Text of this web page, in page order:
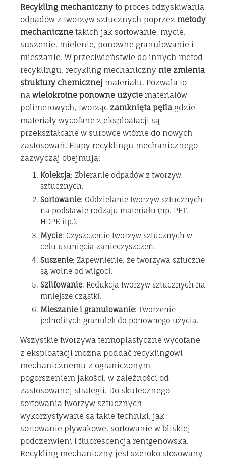
Recykling mechaniczny to proces odzyskiwania
odpadów z tworzyw sztucznych poprzez metody
mechaniczne takich jak sortowanie, mycie,
suszenie, mielenie, ponowne granulowanie i
mieszanie. W przeciwieństwie do innych metod
recyklingu, recykling mechaniczny nie zmienia
struktury chemicznej materiału. Pozwala to
na wielokrotne ponowne użycie materiałów
polimerowych, tworząc zamknięta pętla gdzie
materiały wycofane z eksploatacji są
przekształcane w surowce wtórne do nowych
zastosowań. Etapy recyklingu mechanicznego
zazwyczaj obejmują:
Kolekcja: Zbieranie odpadów z tworzyw
sztucznych.
Sortowanie: Oddzielanie tworzyw sztucznych
na podstawie rodzaju materiału (np. PET,
HDPE itp.).
Mycie: Czyszczenie tworzyw sztucznych w
celu usunięcia zanieczyszczeń.
Suszenie: Zapewnienie, że tworzywa sztuczne
są wolne od wilgoci.
Szlifowanie: Redukcja tworzyw sztucznych na
mniejsze cząstki.
Mieszanie i granulowanie: Tworzenie
jednolitych granulek do ponownego użycia.
Wszystkie tworzywa termoplastyczne wycofane
z eksploatacji można poddać recyklingowi
mechanicznemu z ograniczonym
pogorszeniem jakości, w zależności od
zastosowanej strategii. Do skutecznego
sortowania tworzyw sztucznych
wykorzystywane są takie techniki, jak
sortowanie pływakowe, sortowanie w bliskiej
podczerwieni i fluorescencja rentgenowska.
Recykling mechaniczny jest szeroko stosowany